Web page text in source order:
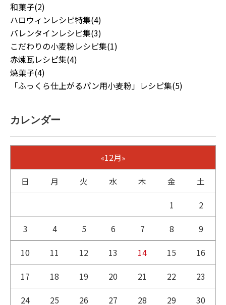
和菓子(2)
ハロウィンレシピ特集(4)
バレンタインレシピ集(3)
こだわりの小麦粉レシピ集(1)
赤煉瓦レシピ集(4)
焼菓子(4)
「ふっくら仕上がるパン用小麦粉」レシピ集(5)
カレンダー
«12月»
日 月 火 水 木 金
土
1
2
3
4 5 6 7 8
9
10
11 12 13 14 15
16
17
18 19 20 21 22
23
24
25 26 27 28 29 30